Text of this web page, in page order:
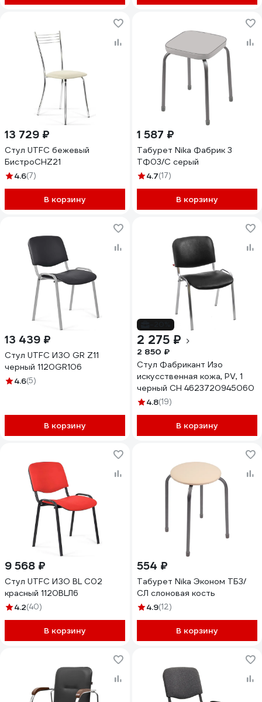
13 729 ₽
Стул UTFC бежевый
БистроCHZ21
4.6(7)
В корзину
1 587 ₽
Табурет Nika Фабрик 3
ТФ03/С серый
4.7(17)
В корзину
13 439 ₽
Стул UTFC ИЗО GR Z11
черный 1120GR106
4.6(5)
В корзину
2 275 ₽
2 850 ₽
Стул Фабрикант Изо
искусственная кожа, PV, 1
черный CH 4623720945060
4.8(19)
В корзину
9 568 ₽
Стул UTFC ИЗО BL С02
красный 1120BLЛ6
4.2(40)
В корзину
554 ₽
Табурет Nika Эконом ТБ3/
СЛ слоновая кость
4.9(12)
В корзину